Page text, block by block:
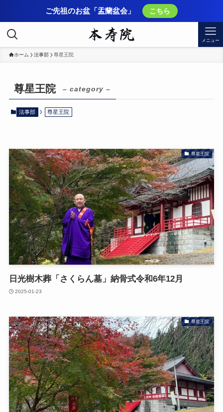
ご先祖のお盆「盂蘭盆会」 こちら
メニュー
ホーム 法事部 尊星王院
尊星王院 – category –
法事部 尊星王院
尊星王院
日光樹木葬「さくらん墓」納骨式令和6年12月
2025-01-23
尊星王院